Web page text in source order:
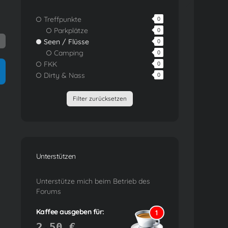
Treffpunkte 0
Parkplätze 0
Seen / Flüsse 0
Camping 0
FKK 0
Dirty & Nass 0
Filter zurücksetzen
Unterstützen
Unterstütze mich beim Betrieb des
Forums
Kaffee ausgeben für: 1